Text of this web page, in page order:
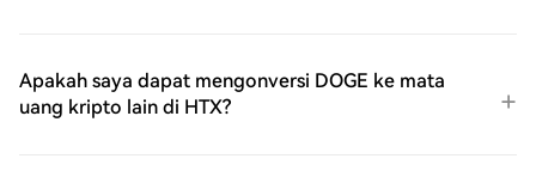
Apakah saya dapat mengonversi DOGE ke mata
uang kripto lain di HTX?